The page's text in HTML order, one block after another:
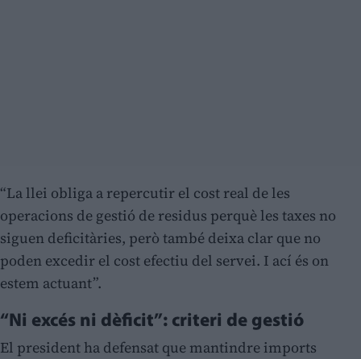
“La llei obliga a repercutir el cost real de les
operacions de gestió de residus perquè les taxes no
siguen deficitàries, però també deixa clar que no
poden excedir el cost efectiu del servei. I ací és on
estem actuant”.
“Ni excés ni dèficit”: criteri de gestió
El president ha defensat que mantindre imports